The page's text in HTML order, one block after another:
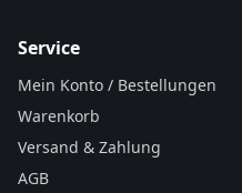
Service
Mein Konto / Bestellungen
Warenkorb
Versand & Zahlung
AGB